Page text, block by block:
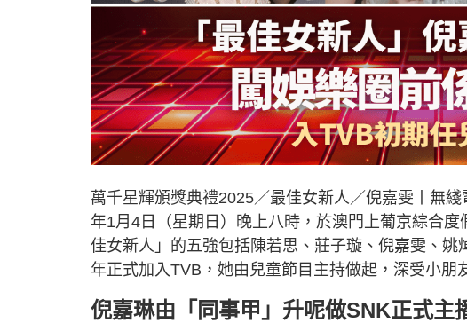
萬千星輝頒獎典禮2025／最佳女新人／倪嘉雯丨無
年1月4日（星期日）晚上八時，於澳門上葡京綜合
佳女新人」的五強包括陳若思、莊子璇、倪嘉雯、
年正式加入TVB，她由兒童節目主持做起，深受小朋
倪嘉琳由「同事甲」升呢做SNK正式主